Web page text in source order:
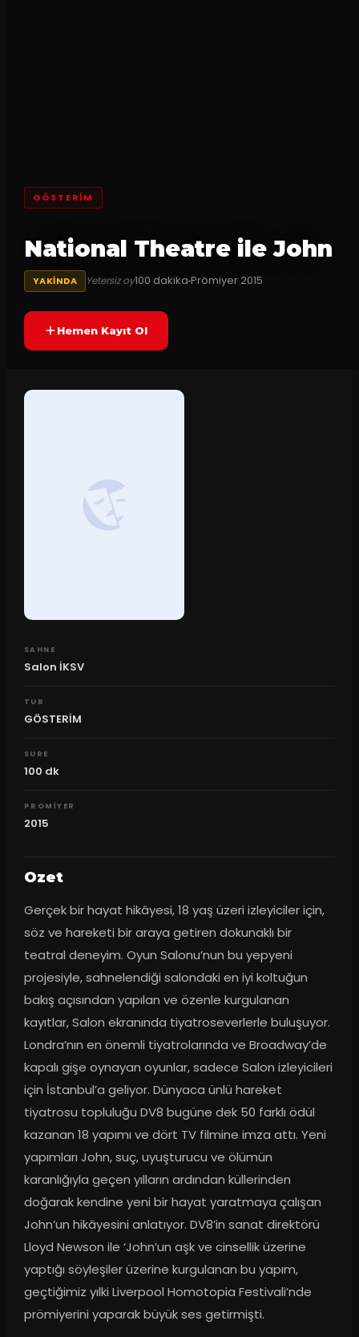
GÖSTERİM
National Theatre ile John
YAKINDA Yetersiz oy100 dakikaPrömiyer2015
Hemen Kayıt Ol
SAHNE
Salon İKSV
TUR
GÖSTERİM
SURE
100 dk
PROMIYER
2015
Ozet
Gerçek bir hayat hikâyesi, 18 yaş üzeri izleyiciler için,
söz ve hareketi bir araya getiren dokunaklı bir
teatral deneyim. Oyun Salonu’nun bu yepyeni
projesiyle, sahnelendiği salondaki en iyi koltuğun
bakış açısından yapılan ve özenle kurgulanan
kayıtlar, Salon ekranında tiyatroseverlerle buluşuyor.
Londra’nın en önemli tiyatrolarında ve Broadway’de
kapalı gişe oynayan oyunlar, sadece Salon izleyicileri
için İstanbul’a geliyor. Dünyaca ünlü hareket
tiyatrosu topluluğu DV8 bugüne dek 50 farklı ödül
kazanan 18 yapımı ve dört TV filmine imza attı. Yeni
yapımları John, suç, uyuşturucu ve ölümün
karanlığıyla geçen yılların ardından küllerinden
doğarak kendine yeni bir hayat yaratmaya çalışan
John’un hikâyesini anlatıyor. DV8’in sanat direktörü
Lloyd Newson ile ‘John’un aşk ve cinsellik üzerine
yaptığı söyleşiler üzerine kurgulanan bu yapım,
geçtiğimiz yılki Liverpool Homotopia Festivali’nde
prömiyerini yaparak büyük ses getirmişti.